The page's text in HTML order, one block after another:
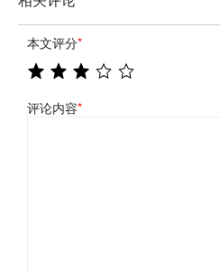
本文评分*
评论内容*